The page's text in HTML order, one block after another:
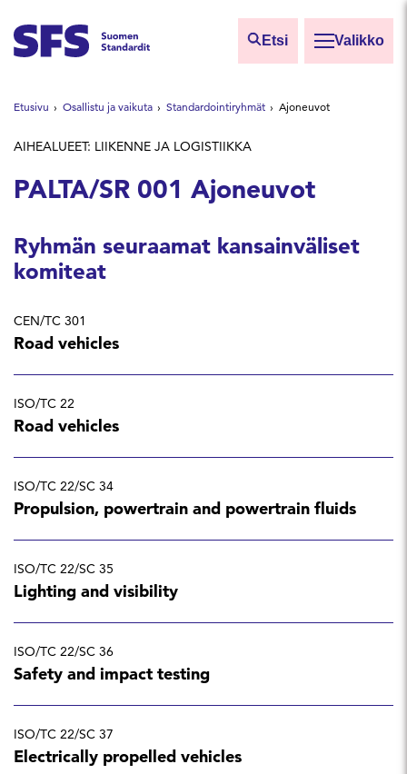
Etsi Valikko
Etsi sivuilta
Hae hakutermillä
Etusivu Osallistu ja vaikuta Standardointiryhmät Ajoneuvot
AIHEALUEET: LIIKENNE JA LOGISTIIKKA
PALTA/SR 001 Ajoneuvot
Ryhmän seuraamat kansainväliset
komiteat
CEN/TC 301
Road vehicles
ISO/TC 22
Road vehicles
ISO/TC 22/SC 34
Propulsion, powertrain and powertrain fluids
ISO/TC 22/SC 35
Lighting and visibility
ISO/TC 22/SC 36
Safety and impact testing
ISO/TC 22/SC 37
Electrically propelled vehicles